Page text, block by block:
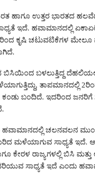
ಹಾಗೂ ಉತ್ತರ ಭಾರತದ
ಇದೆ. ಹವಾಮಾನದಲ್ಲಿ
ಕೃಷಿ ಚಟುವಟಿಕೆಗಳ
ಬಿಸಿಯಿಂದ ಬಳಲುತ್ತಿದ್ದ
ತಾಪಮಾನದಲ್ಲಿ
ಬಂದಿದೆ. ಇದರಿಂದ ಜನರಿಗೆ
ಹವಾಮಾನದಲ್ಲಿ ಚಲನವಲನ
ಮಳೆಯಾಗುವ ಸಾಧ್ಯತೆ ಇದೆ.
ಕೇರಳ ರಾಜ್ಯಗಳಲ್ಲಿ ಬಿಸಿ
ಸಾಧ್ಯತೆ ಇದೆ ಎಂದು